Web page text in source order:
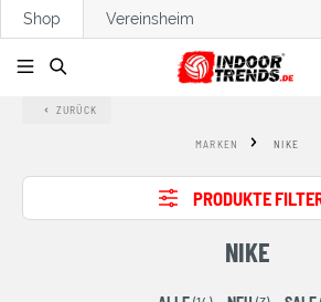
springen
Shop Vereinsheim
ZURÜCK
MARKEN NIKE
PRODUKTE
NIKE